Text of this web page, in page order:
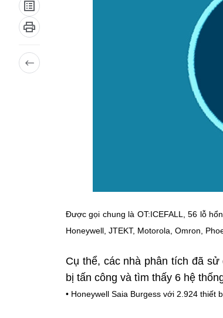
Được gọi chung là OT:ICEFALL, 56 lỗ
Honeywell, JTEKT, Motorola, Omron,
Cụ thể, các nhà phân tích đã
bị tấn công và tìm thấy 6 hệ
• Honeywell Saia Burgess với 2.924 thiết